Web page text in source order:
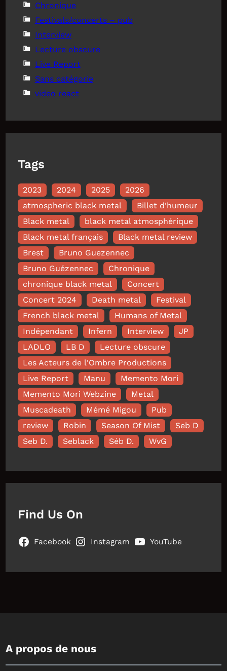
Chronique
Festivals/concerts – pub
Interview
Lecture obscure
Live Report
Sans catégorie
video react
Tags
2023 2024 2025
2026
atmospheric black metal
Billet d'humeur
Black metal
black metal atmosphérique
Black metal français
Black metal review
Brest
Bruno Guezennec
Bruno Guézennec
Chronique
chronique black metal
Concert
Concert 2024
Death metal
Festival
French black metal
Humans of Metal
Indépendant
Infern Interview
JP
LADLO
LB D
Lecture obscure
Les Acteurs de l'Ombre Productions
Live Report
Manu
Memento Mori
Memento Mori Webzine
Metal
Muscadeath
Mémé Migou
Pub
review
Robin Season Of Mist
Seb D
Seb D.
Seblack Séb D. WvG
Find Us On
Facebook Instagram YouTube
A propos de nous